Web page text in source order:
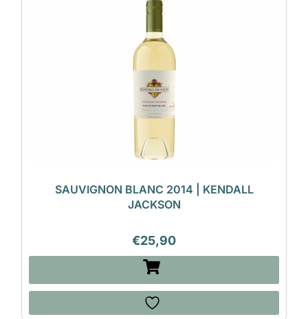
SAUVIGNON BLANC 2014 | KENDALL
JACKSON
€25,90